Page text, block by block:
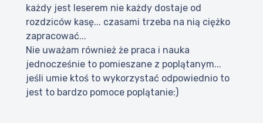
każdy jest leserem nie każdy dostaje od
rozdziców kasę... czasami trzeba na nią ciężko
zapracować...
Nie uważam również że praca i nauka
jednocześnie to pomieszane z poplątanym...
jeśli umie ktoś to wykorzystać odpowiednio to
jest to bardzo pomoce poplątanie:)